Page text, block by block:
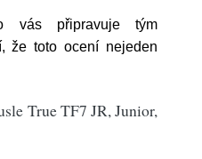
vás připravuje tým
že toto ocení nejeden
True TF7 JR, Junior,